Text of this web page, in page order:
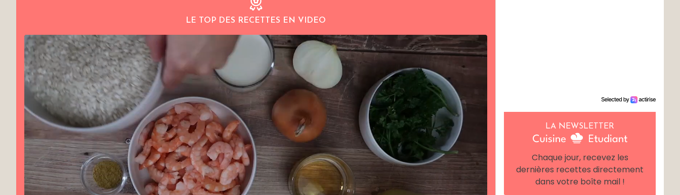
LE TOP DES RECETTES EN VIDEO
LA NEWSLETTER
Chaque jour, recevez les
dernières recettes directement
dans votre boîte mail !